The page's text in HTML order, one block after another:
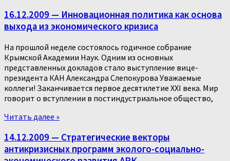
16.12.2009 — Инновационная политика как основа
выхода из экономического кризиса
На прошлой неделе состоялось годичное собрание
Крымской Академии Наук. Одним из основных
представленных докладов стало выступление вице-
президента КАН Александра Слепокурова Уважаемые
коллеги! Заканчивается первое десятилетие XXI века. Мир
говорит о вступлении в постиндустриальное общество,
Читать далее »
14.12.2009 — Стратегические векторы
антикризисных программ эколого-социально-